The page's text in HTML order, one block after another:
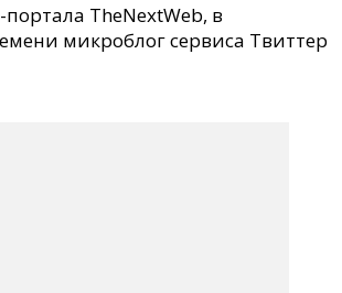
TheNextWeb, в
микроблог сервиса Твиттер